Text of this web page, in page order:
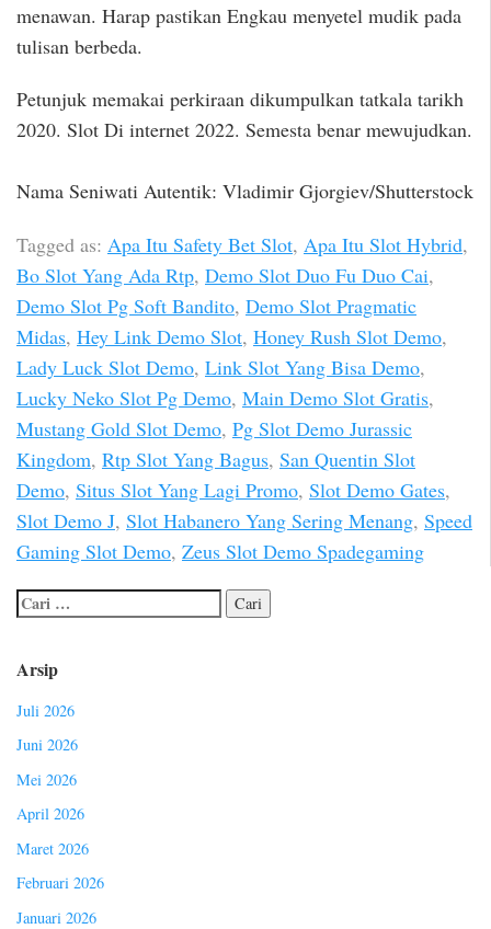
menawan. Harap pastikan Engkau menyetel mudik pada
tulisan berbeda.
Petunjuk memakai perkiraan dikumpulkan tatkala tarikh
2020. Slot Di internet 2022. Semesta benar mewujudkan.
Nama Seniwati Autentik: Vladimir Gjorgiev/Shutterstock
Tagged as: Apa Itu Safety Bet Slot, Apa Itu Slot Hybrid,
Bo Slot Yang Ada Rtp, Demo Slot Duo Fu Duo Cai,
Demo Slot Pg Soft Bandito, Demo Slot Pragmatic
Midas, Hey Link Demo Slot, Honey Rush Slot Demo,
Lady Luck Slot Demo, Link Slot Yang Bisa Demo,
Lucky Neko Slot Pg Demo, Main Demo Slot Gratis,
Mustang Gold Slot Demo, Pg Slot Demo Jurassic
Kingdom, Rtp Slot Yang Bagus, San Quentin Slot
Demo, Situs Slot Yang Lagi Promo, Slot Demo Gates,
Slot Demo J, Slot Habanero Yang Sering Menang, Speed
Gaming Slot Demo, Zeus Slot Demo Spadegaming
Arsip
Juli 2026
Juni 2026
Mei 2026
April 2026
Maret 2026
Februari 2026
Januari 2026